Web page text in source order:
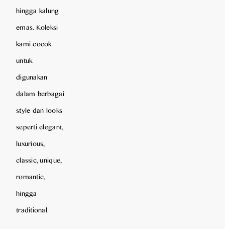
hingga kalung
emas. Koleksi
kami cocok
untuk
digunakan
dalam berbagai
style dan looks
seperti elegant,
luxurious,
classic, unique,
romantic,
hingga
traditional.